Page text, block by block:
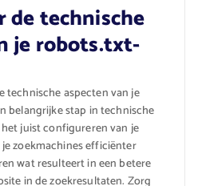
de technische
je robots.txt-
technische aspecten van je
belangrijke stap in technische
juist configureren van je
zoekmachines efficiënter
wat resulteert in een betere
in de zoekresultaten. Zorg